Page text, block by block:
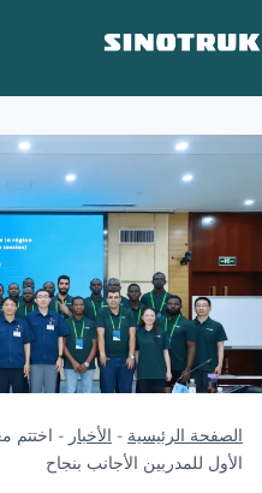
إلى
الصفحة الرئيسية - الأخبار -
الأول للمدربين الأجانب بنجاح